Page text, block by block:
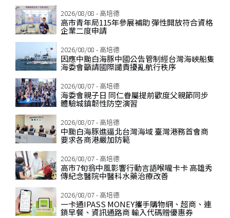
2026/08/08 - 高培德
高市青年局115年參展補助 彈性開放符合資格
企業二度申請
2026/08/08 - 高培德
因應中颱白海豚中國公告管制經台灣海峽船隻
海委會籲請國際譴責擾亂航行秩序
2026/08/07 - 高培德
海委會親子日 同仁眷屬提前歡度父親節同步
體驗城鎮韌性防空演習
2026/08/07 - 高培德
中颱白海豚進逼北台灣海域 臺灣港務首會商
要求各商港嚴加防範
2026/08/07 - 高培德
高市7旬翁中風影響行動言語喉嚨卡卡 高雄秀
傳紀念醫院中醫科水藥治療改善
2026/08/07 - 高培德
一卡通IPASS MONEY攜手購物網、超商、連
鎖早餐、資訊通路商 輸入代碼贈優惠券